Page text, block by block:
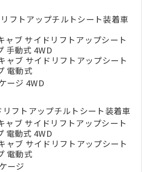
フトアップチルトシート装着車
ャブ サイドリフトアップシート
手動式 4WD
ャブ サイドリフトアップシート
電動式
ージ 4WD
リフトアップチルトシート装着車
ャブ サイドリフトアップシート
電動式 4WD
ャブ サイドリフトアップシート
電動式
ージ